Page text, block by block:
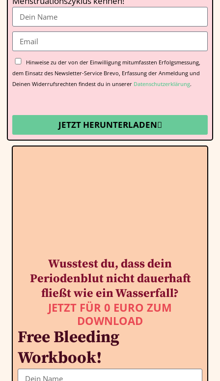
Hinweise zu der von der Einwilligung mitumfassten Erfolgsmessung,
dem Einsatz des Newsletter-Service Brevo, Erfassung der Anmeldung und
Deinen Widerrufsrechten findest du in unserer Datenschutzerklärung.
JETZT HERUNTERLADEN
Wusstest du, dass dein
Periodenblut nicht dauerhaft
fließt wie ein Wasserfall?
JETZT FÜR 0 EURO ZUM
DOWNLOAD
Free Bleeding
Workbook!